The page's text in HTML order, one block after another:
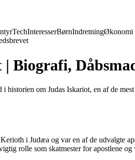
TechInteresserBørnIndretningØkonomi
| Biografi,
historien om Judas Iskariot, en af de
i Judæa og var en af de udvalgte
rolle som skatmester for apostlene